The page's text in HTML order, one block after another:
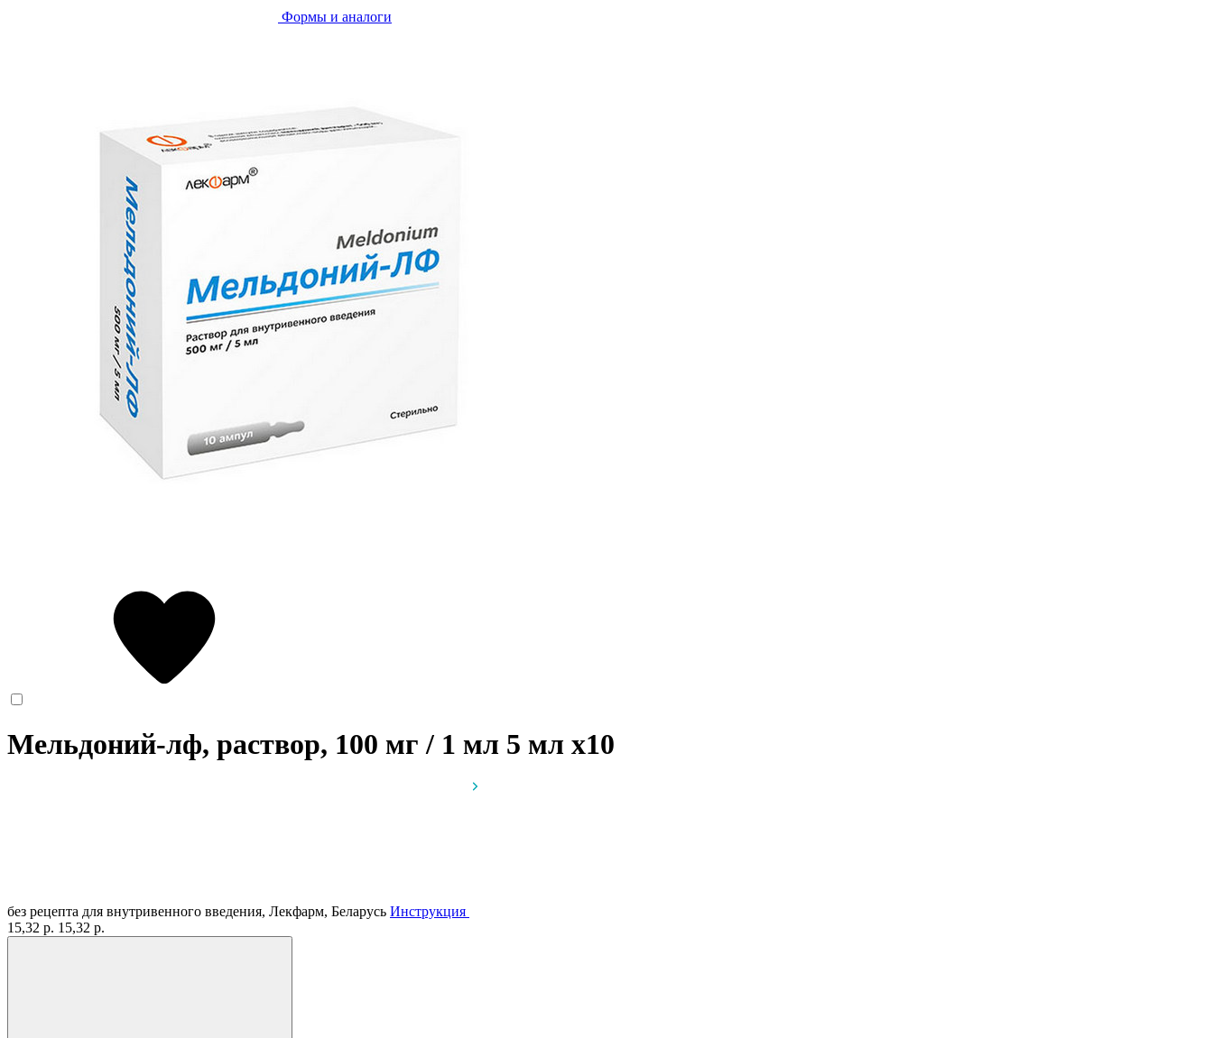
Формы и аналоги
Мельдоний-лф, раствор, 100 мг / 1 мл 5 мл x10
без рецепта для внутривенного введения, Лекфарм, Беларусь Инструкция
15,32 р. 15,32 р.